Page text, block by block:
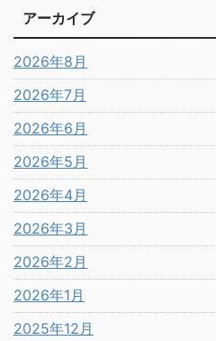
アーカイブ
2026年8月
2026年7月
2026年6月
2026年5月
2026年4月
2026年3月
2026年2月
2026年1月
2025年12月